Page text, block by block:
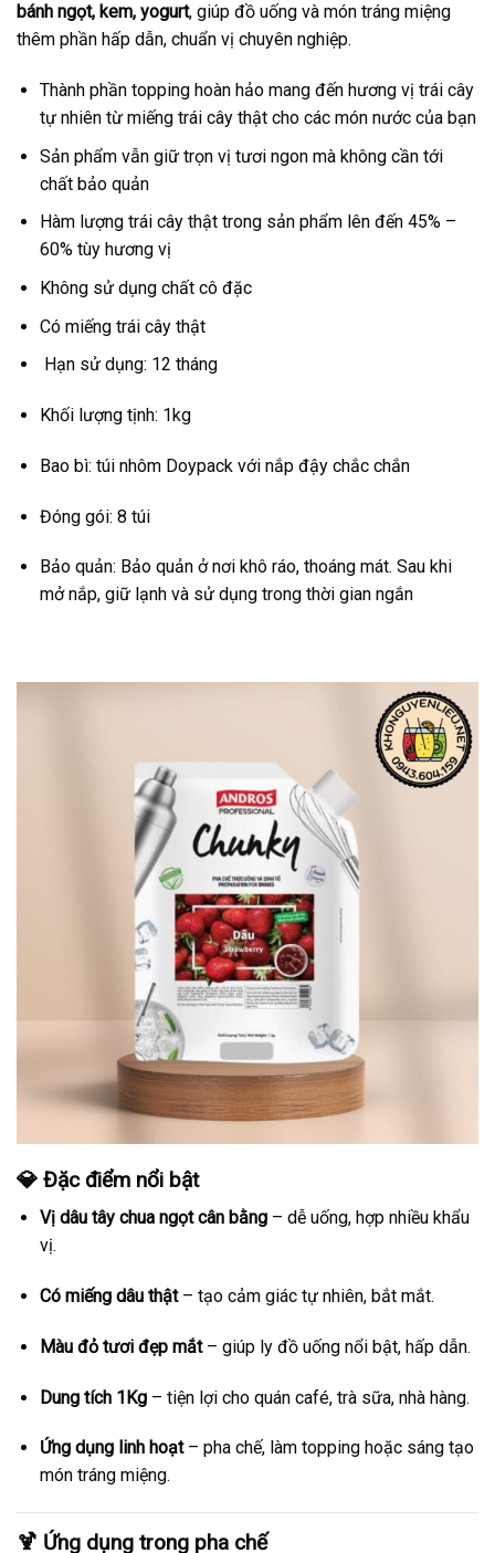
bánh ngọt, kem, yogurt, giúp đồ uống và món tráng miệng
thêm phần hấp dẫn, chuẩn vị chuyên nghiệp.
Thành phần topping hoàn hảo mang đến hương vị trái cây
tự nhiên từ miếng trái cây thật cho các món nước của bạn
Sản phẩm vẫn giữ trọn vị tươi ngon mà không cần tới
chất bảo quản
Hàm lượng trái cây thật trong sản phẩm lên đến 45% –
60% tùy hương vị
Không sử dụng chất cô đặc
Có miếng trái cây thật
Hạn sử dụng: 12 tháng
Khối lượng tịnh: 1kg
Bao bì: túi nhôm Doypack với nắp đậy chắc chắn
Đóng gói: 8 túi
Bảo quản: Bảo quản ở nơi khô ráo, thoáng mát. Sau khi
mở nắp, giữ lạnh và sử dụng trong thời gian ngắn
💎 Đặc điểm nổi bật
Vị dâu tây chua ngọt cân bằng– dễ uống, hợp nhiều khẩu
vị.
Có miếng dâu thật– tạo cảm giác tự nhiên, bắt mắt.
Màu đỏ tươi đẹp mắt– giúp ly đồ uống nổi bật, hấp dẫn.
Dung tích 1Kg– tiện lợi cho quán café, trà sữa, nhà hàng.
Ứng dụng linh hoạt– pha chế, làm topping hoặc sáng tạo
món tráng miệng.
🍹 Ứng dụng trong pha chế